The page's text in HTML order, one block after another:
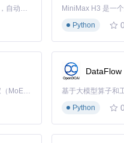
Claude Code 的开源替代方案。连接任意大模型，编辑代码，运行命令，自动验证 — 全自动执行。用 Rust 构建，极致性能。 ｜ An open-source alternative to Claude Code. Connect any LLM, edit code, run commands, and verify changes — autonomously. Built in Rust for speed. Get Started
Python
0
Kimi K3 是Kimi能力最强的模型：这是一个拥有 2.8 万亿参数的混合专家（MoE）模型，具备原生视觉理解能力，并支持 100 万 token 的上下文窗口。
DataFlow
基于大模型算子和
Python
0